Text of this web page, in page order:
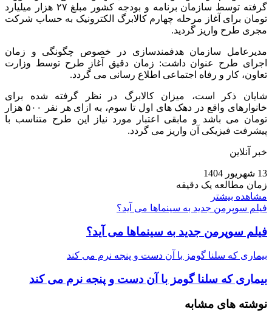
گرفته توسط سازمان برنامه و بودجه کشور مبلغ ۲۷ هزار میلیارد
تومان برای آغاز مرحله چهارم کالابرگ الکترونیک به حساب شرکت
مجری طرح واریز گردید.
مدیرعامل سازمان هدفمندسازی در خصوص چگونگی و زمان
اجرای طرح عنوان داشت: زمان دقیق آغاز طرح توسط وزارت
تعاون، کار و رفاه اجتماعی اطلاع رسانی می گردد.
شایان ذکر است، میزان کالابرگ در نظر گرفته شده برای
خانوارهای واقع در دهک های اول تا سوم، به ازای هر نفر ۵۰۰ هزار
تومان می باشد و مابقی اعتبار مورد نیاز این طرح متناسب با
پیشرفت فیزیکی آن واریز می گردد.
خبر آنلاین
13 شهریور 1404
زمان مطالعه یک دقیقه
مشاهده بیشتر
فیلم سوپرمن جدید به سینماها می آید؟
فیلم سوپرمن جدید به سینماها می آید؟
بیماری‌ که سلنا گومز با آن دست و پنجه نرم می کند
بیماری‌ که سلنا گومز با آن دست و پنجه نرم می کند
نوشته های مشابه